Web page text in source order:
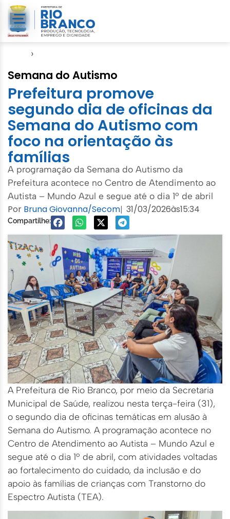
›
Semana do Autismo
Prefeitura promove
segundo dia de oficinas da
Semana do Autismo com
foco na orientação às
famílias
A programação da Semana do Autismo da
Prefeitura acontece no Centro de Atendimento ao
Autista – Mundo Azul e segue até o dia 1º de abril
Por Bruna Giovanna/Secom| 31/03/2026às15:34
Compartilhe:
A Prefeitura de Rio Branco, por meio da Secretaria
Municipal de Saúde, realizou nesta terça-feira (31),
o segundo dia de oficinas temáticas em alusão à
Semana do Autismo. A programação acontece no
Centro de Atendimento ao Autista – Mundo Azul e
segue até o dia 1º de abril, com atividades voltadas
ao fortalecimento do cuidado, da inclusão e do
apoio às famílias de crianças com Transtorno do
Espectro Autista (TEA).